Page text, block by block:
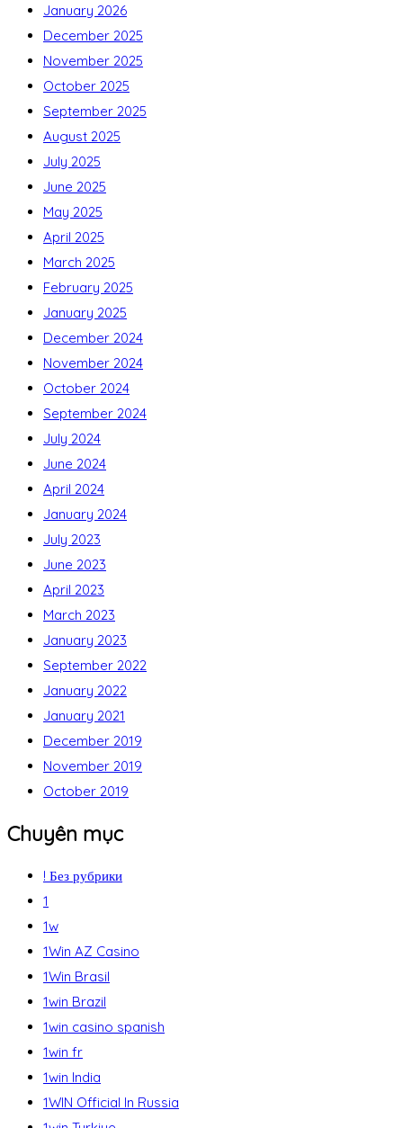
January 2026
December 2025
November 2025
October 2025
September 2025
August 2025
July 2025
June 2025
May 2025
April 2025
March 2025
February 2025
January 2025
December 2024
November 2024
October 2024
September 2024
July 2024
June 2024
April 2024
January 2024
July 2023
June 2023
April 2023
March 2023
January 2023
September 2022
January 2022
January 2021
December 2019
November 2019
October 2019
Chuyên mục
! Без рубрики
1
1w
1Win AZ Casino
1Win Brasil
1win Brazil
1win casino spanish
1win fr
1win India
1WIN Official In Russia